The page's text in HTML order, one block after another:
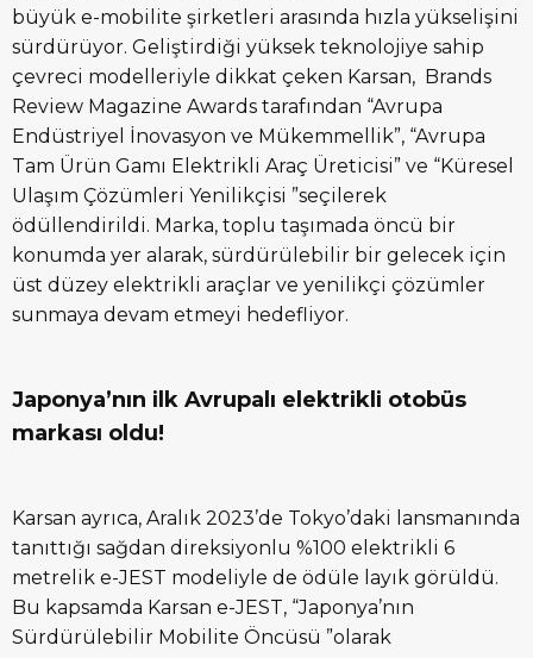
büyük e-mobilite şirketleri arasında hızla yükselişini
sürdürüyor. Geliştirdiği yüksek teknolojiye sahip
çevreci modelleriyle dikkat çeken Karsan, Brands
Review Magazine Awards tarafından “Avrupa
Endüstriyel İnovasyon ve Mükemmellik”, “Avrupa
Tam Ürün Gamı Elektrikli Araç Üreticisi” ve “Küresel
Ulaşım Çözümleri Yenilikçisi ”seçilerek
ödüllendirildi. Marka, toplu taşımada öncü bir
konumda yer alarak, sürdürülebilir bir gelecek için
üst düzey elektrikli araçlar ve yenilikçi çözümler
sunmaya devam etmeyi hedefliyor.
Japonya’nın ilk Avrupalı elektrikli otobüs
markası oldu!
Karsan ayrıca, Aralık 2023’de Tokyo’daki lansmanında
tanıttığı sağdan direksiyonlu %100 elektrikli 6
metrelik e-JEST modeliyle de ödüle layık görüldü.
Bu kapsamda Karsan e-JEST, “Japonya’nın
Sürdürülebilir Mobilite Öncüsü ”olarak